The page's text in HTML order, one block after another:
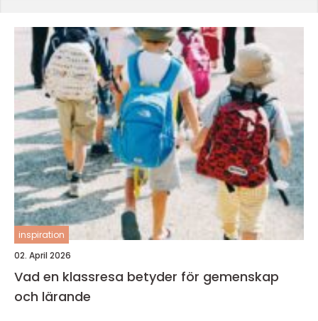
inspiration
02. April 2026
Vad en klassresa betyder för gemenskap
och lärande